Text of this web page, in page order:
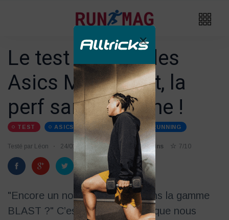
Le test détaillé des
Asics MegaBlast, la
perf sans carbone !
TEST ASICS CHAUSSURES-DE-RUNNING
Testé par Léon 24/01 Temps de lecture 4 mins 7/10
"Encore un nouveau modèle dans la gamme
BLAST ?" C’est exactement ce que nous
×